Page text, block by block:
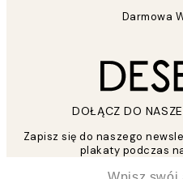
Darmowa
DOŁĄCZ DO
Zapisz się do naszego
plakaty podczas